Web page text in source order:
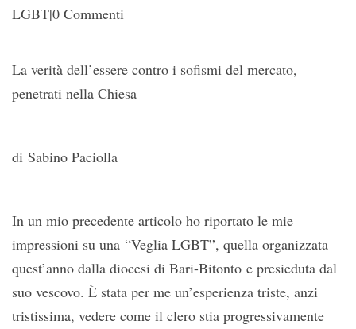
LGBT|0 Commenti
La verità dell’essere contro i sofismi del mercato,
penetrati nella Chiesa
di Sabino Paciolla
In un mio precedente articolo ho riportato le mie
impressioni su una “Veglia LGBT”, quella organizzata
quest’anno dalla diocesi di Bari-Bitonto e presieduta dal
suo vescovo. È stata per me un’esperienza triste, anzi
tristissima, vedere come il clero stia progressivamente